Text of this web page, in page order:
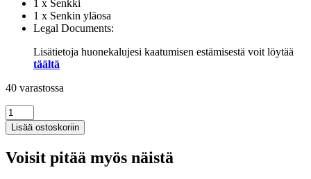
1 x Senkki
1 x Senkin yläosa
Legal Documents:
Lisätietoja huonekalujesi kaatumisen estämisestä voit löytää
täältä
40 varastossa
Kaappi
valkoinen
69,5x34x180
tekninen
Lisää ostoskoriin
Voisit pitää myös näistä